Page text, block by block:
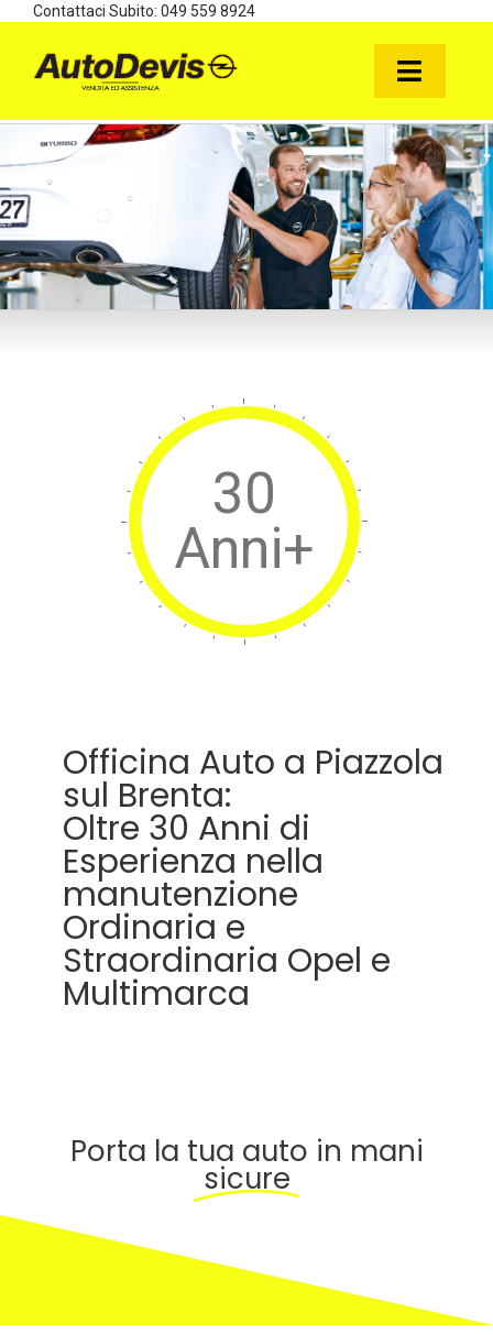
Salta
contenuto
Contattaci Subito: 049 559 8924
HOME
NUOVO
SERVICE
CONTATTACI
30
Anni+
Officina Auto a Piazzola
sul Brenta:
Oltre 30 Anni di
Esperienza nella
manutenzione
Ordinaria e
Straordinaria Opel e
Multimarca
Porta la tua auto in mani
sicure